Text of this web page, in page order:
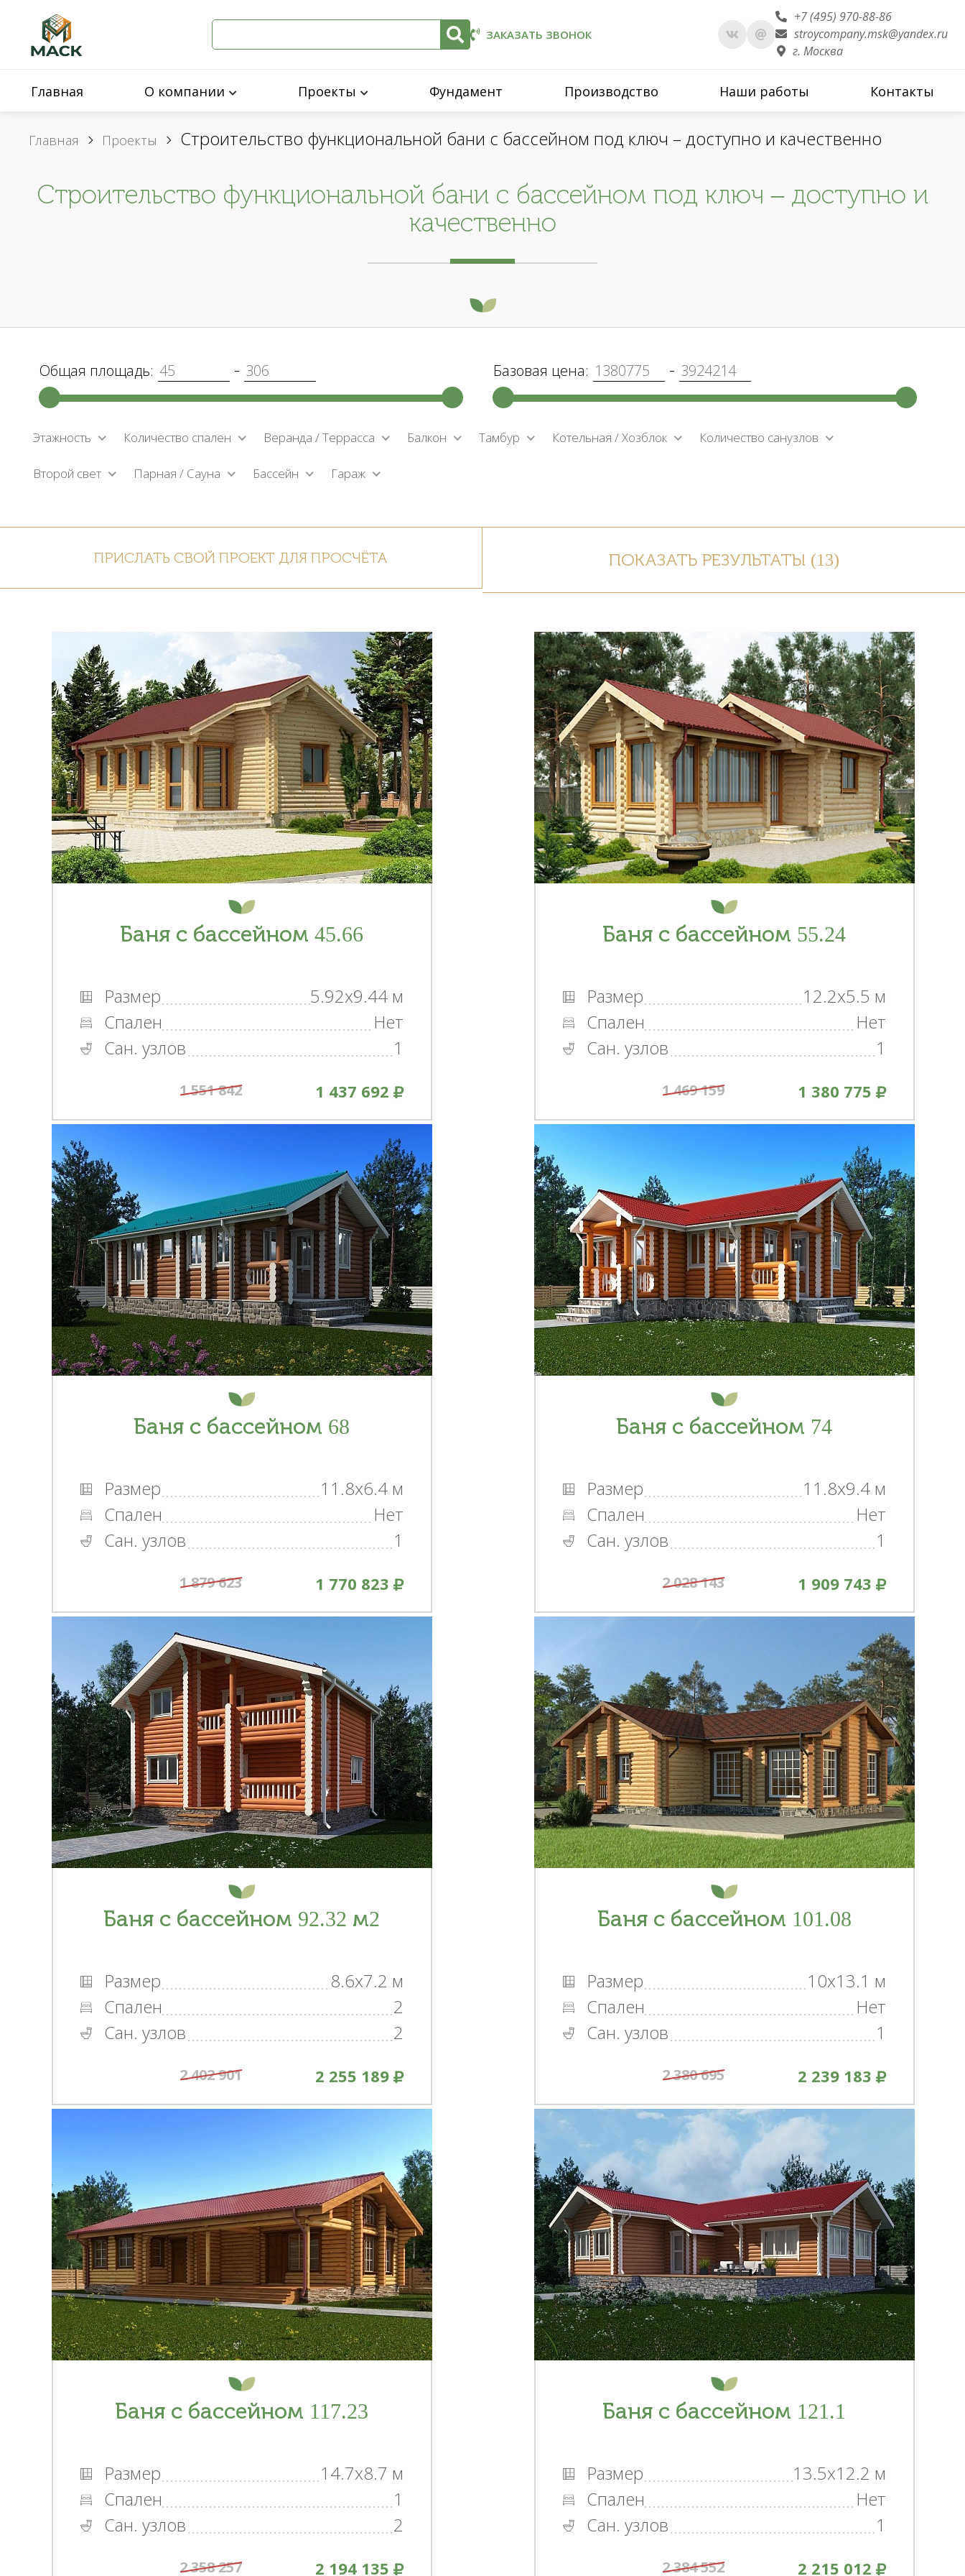
ЗАКАЗАТЬ ЗВОНОК
+7 (495) 970-88-86
stroycompany.msk@yandex.ru
г. Москва
Главная О компании Проекты Фундамент Производство Наши работы Контакты
Главная Проекты Строительство функциональной бани с бассейном под ключ – доступно и качественно
Строительство функциональной бани с бассейном под ключ – доступно и
качественно
Общая площадь: - Базовая цена: -
Этажность Количество спален Веранда / Террасса Балкон Тамбур Котельная / Хозблок Количество санузлов
Второй свет Парная / Сауна Бассейн Гараж
ПРИСЛАТЬ СВОЙ ПРОЕКТ ДЛЯ ПРОСЧЁТА ПОКАЗАТЬ РЕЗУЛЬТАТЫ (13)
Баня с бассейном 45.66
Размер
5.92x9.44 м
Спален
Нет
Сан. узлов
1
1 437 692
1 551 842
Баня с бассейном 55.24
Размер
12.2x5.5 м
Спален
Нет
Сан. узлов
1
1 380 775
1 469 159
Баня с бассейном 68
Размер
11.8x6.4 м
Спален
Нет
Сан. узлов
1
1 770 823
1 879 623
Баня с бассейном 74
Размер
11.8x9.4 м
Спален
Нет
Сан. узлов
1
1 909 743
2 028 143
Баня с бассейном 92.32 м2
Размер
8.6x7.2 м
Спален
2
Сан. узлов
2
2 255 189
2 402 901
Баня с бассейном 101.08
Размер
10x13.1 м
Спален
Нет
Сан. узлов
1
2 239 183
2 380 695
Баня с бассейном 117.23
Размер
14.7x8.7 м
Спален
1
Сан. узлов
2
2 194 135
2 358 257
Баня с бассейном 121.1
Размер
13.5x12.2 м
Спален
Нет
Сан. узлов
1
2 215 012
2 384 552